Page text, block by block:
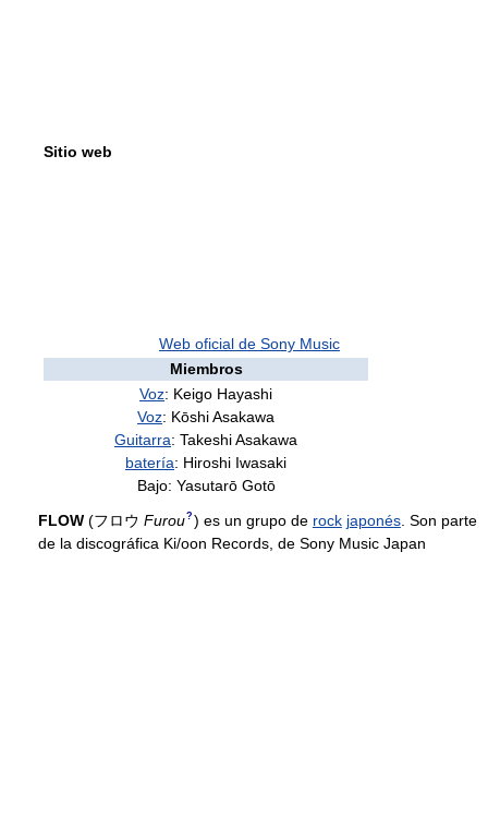
Sitio web
Web oficial de Sony Music
Miembros
Voz: Keigo Hayashi
Voz: Kōshi Asakawa
Guitarra: Takeshi Asakawa
batería: Hiroshi Iwasaki
Bajo: Yasutarō Gotō
FLOW (フロウ Furou? ) es un grupo de rock japonés. Son parte
de la discográfica Ki/oon Records, de Sony Music Japan